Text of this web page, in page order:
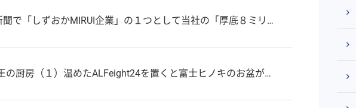
ずおかMIRUI企業」の１つとして当社の「厚底８ミリフライパン」が紹介されました
厨房（１）温めたALFeight24を置くと富士ヒノキのお盆が香る